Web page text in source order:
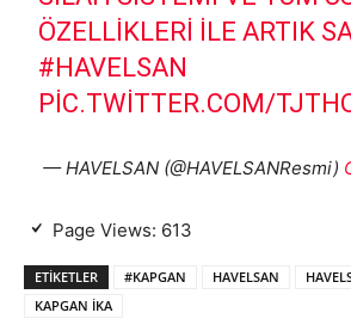
ÖZELLIKLERI ILE ARTIK
#HAVELSAN
PIC.TWITTER.COM/
— HAVELSAN (@HAVELSANResmi)
Page Views: 613
ETIKETLER #KAPGAN HAVELSAN
KAPGAN İKA